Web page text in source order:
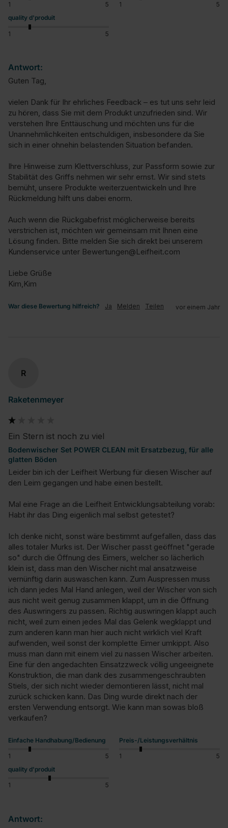
1 5 1
5
quality d'produit
1 5
Antwort:
Guten Tag,
vielen Dank für Ihr ehrliches Feedback – es tut uns sehr leid
zu hören, dass Sie mit dem Produkt unzufrieden sind. Wir
verstehen Ihre Enttäuschung und möchten uns für die
Unannehmlichkeiten entschuldigen, insbesondere da Sie
sich in einer ohnehin belastenden Situation befanden.
Ihre Hinweise zum Klettverschluss, zur Passform sowie zur
Stabilität des Griffs nehmen wir sehr ernst. Wir sind stets
bemüht, unsere Produkte weiterzuentwickeln und Ihre
Rückmeldung hilft uns dabei enorm.
Auch wenn die Rückgabefrist möglicherweise bereits
verstrichen ist, möchten wir gemeinsam mit Ihnen eine
Lösung finden. Bitte melden Sie sich direkt bei unserem
Kundenservice unter Bewertungen@Leifheit.com
Liebe Grüße
Kim,Kim
War diese Bewertung hilfreich? Ja Melden Teilen vor einem Jahr
R
Raketenmeyer
Ein Stern ist noch zu viel
Bodenwischer Set POWER CLEAN mit Ersatzbezug, für alle
glatten Böden
Leider bin ich der Leifheit Werbung für diesen Wischer auf
den Leim gegangen und habe einen bestellt.
Mal eine Frage an die Leifheit Entwicklungsabteilung vorab:
Habt ihr das Ding eigenlich mal selbst getestet?
Ich denke nicht, sonst wäre bestimmt aufgefallen, dass das
alles totaler Murks ist. Der Wischer passt geöffnet "gerade
so" durch die Öffnung des Eimers, welcher so lächerlich
klein ist, dass man den Wischer nicht mal ansatzweise
vernünftig darin auswaschen kann. Zum Auspressen muss
ich dann jedes Mal Hand anlegen, weil der Wischer von sich
aus nicht weit genug zusammen klappt, um in die Öffnung
des Auswringers zu passen. Richtig auswringen klappt auch
nicht, weil zum einen jedes Mal das Gelenk wegklappt und
zum anderen kann man hier auch nicht wirklich viel Kraft
aufwenden, weil sonst der komplette Eimer umkippt. Also
muss man dann mit einem viel zu nassen Wischer arbeiten.
Eine für den angedachten Einsatzzweck völlig ungeeignete
Konstruktion, die man dank des zusammengeschraubten
Stiels, der sich nicht wieder demontieren lässt, nicht mal
zurück schicken kann. Das Ding wurde direkt nach der
ersten Verwendung entsorgt. Wie kann man sowas bloß
verkaufen?
Einfache Handhabung/Bedienung
1 5
Preis-/Leistungsverhältnis
1
5
quality d'produit
1 5
Antwort: